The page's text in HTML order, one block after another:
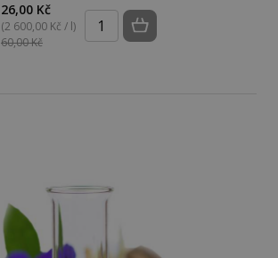
26,00 Kč
(2 600,00 Kč / l)
60,00 Kč